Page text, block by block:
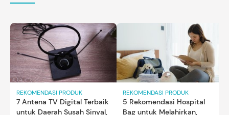
REKOMENDASI PRODUK
7 Antena TV Digital Terbaik
untuk Daerah Susah Sinyal,
REKOMENDASI PRODUK
5 Rekomendasi Hospital
Bag untuk Melahirkan,